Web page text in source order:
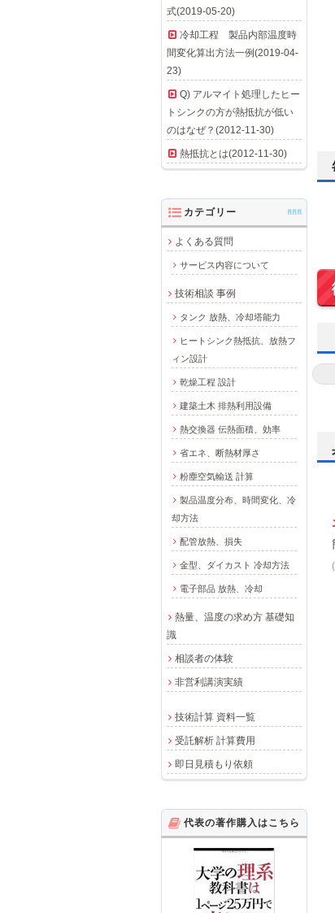
式(2019-05-20)
冷却工程 製品内部温度時
間変化算出方法一例(2019-04-
23)
Q) アルマイト処理したヒー
トシンクの方が熱抵抗が低い
のはなぜ？(2012-11-30)
熱抵抗とは(2012-11-30)
カテゴリー AAA
よくある質問
サービス内容について
技術相談 事例
タンク 放熱、冷却塔能力
ヒートシンク熱抵抗、放熱フ
ィン設計
乾燥工程 設計
建築土木 排熱利用設備
熱交換器 伝熱面積、効率
省エネ、断熱材厚さ
粉塵空気輸送 計算
製品温度分布、時間変化、冷
却方法
配管放熱、損失
金型、ダイカスト 冷却方法
電子部品 放熱、冷却
熱量、温度の求め方 基礎知
識
相談者の体験
非営利講演実績
技術計算 資料一覧
受託解析 計算費用
即日見積もり依頼
代表の著作購入はこちら